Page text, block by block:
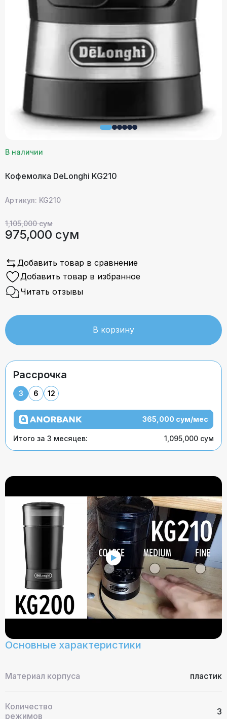
В наличии
Кофемолка DeLonghi KG210
Артикул: KG210
1,105,000 сум
975,000 сум
Добавить товар в сравнение
Добавить товар в избранное
Читать отзывы
В корзину
Рассрочка
3 6 12
365,000 сум/мес
Итого за 3 месяцев: 1,095,000 сум
Основные характеристики
Материал корпуса пластик
Количество
режимов
3